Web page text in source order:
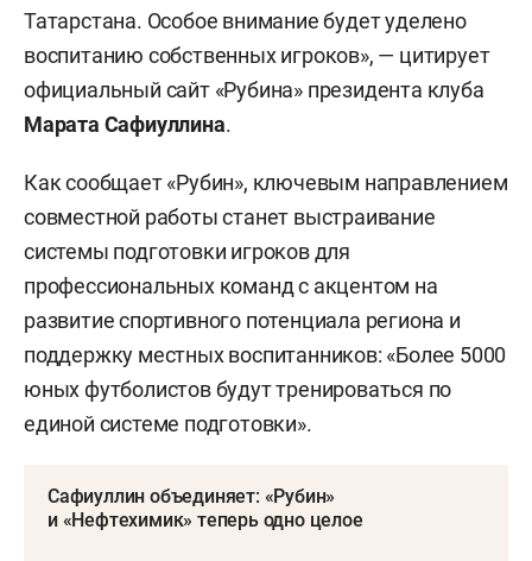
Татарстана. Особое внимание будет уделено
воспитанию собственных игроков», — цитирует
официальный сайт «Рубина» президента клуба
Марата Сафиуллина.
Как сообщает «Рубин», ключевым направлением
совместной работы станет выстраивание
системы подготовки игроков для
профессиональных команд с акцентом на
развитие спортивного потенциала региона и
поддержку местных воспитанников: «Более 5000
юных футболистов будут тренироваться по
единой системе подготовки».
Сафиуллин объединяет: «Рубин»
и «Нефтехимик» теперь одно целое